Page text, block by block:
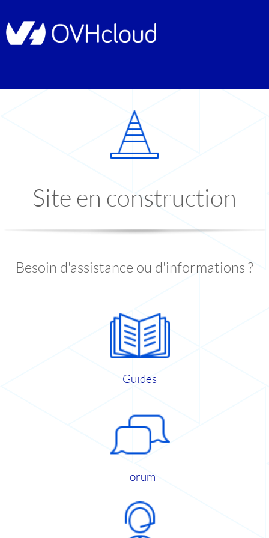
Site en construction
Besoin d'assistance ou d'informations ?
Guides
Forum